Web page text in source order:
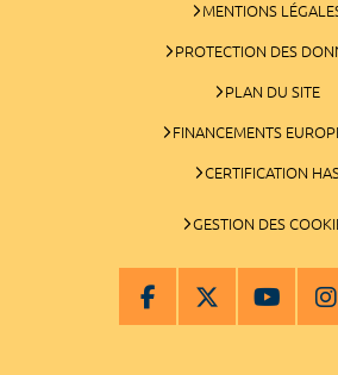
MENTIONS
PROTECTION DES
PLAN DU SITE
FINANCEMENTS
CERTIFICATION
GESTION DES